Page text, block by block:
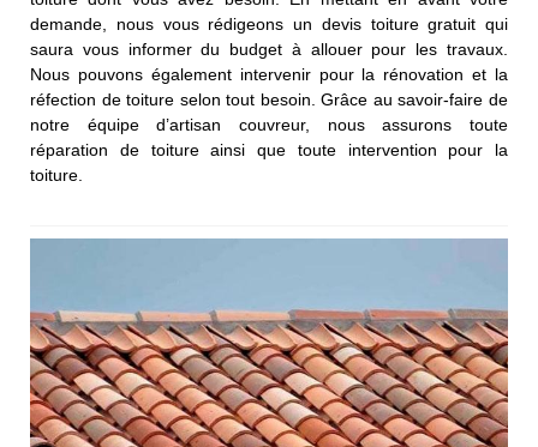
demande, nous vous rédigeons un devis toiture gratuit qui
saura vous informer du budget à allouer pour les travaux.
Nous pouvons également intervenir pour la rénovation et la
réfection de toiture selon tout besoin. Grâce au savoir-faire de
notre équipe d’artisan couvreur, nous assurons toute
réparation de toiture ainsi que toute intervention pour la
toiture.